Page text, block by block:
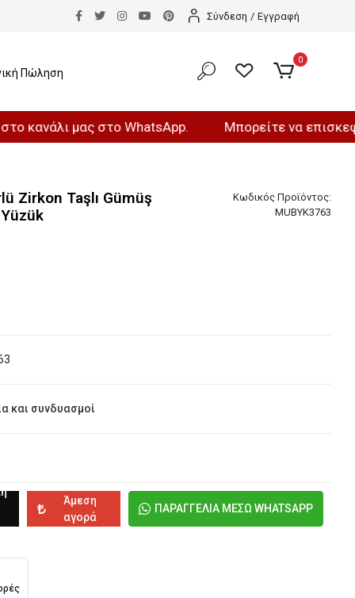
μας στο WhatsApp. Μπορείτε να επισκεφθείτε
Σύνδεση / Εγγραφή
Πώληση
0
Zirkon Taşlı Gümüş
Κωδικός Προϊόντος:
MUBYK3763
και συνδυασμοί
Άμεση
αγορά
ΠΑΡΑΓΓΕΛΙΑ ΜΕΣΩ WHATSAPP